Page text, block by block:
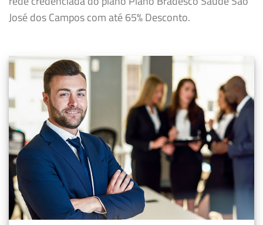
José dos Campos com até 65% Desconto.